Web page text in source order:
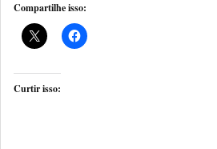
Compartilhe isso:
Curtir isso: